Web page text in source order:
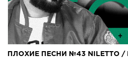
ПЛОХИЕ ПЕСНИ №43 NILETTO /